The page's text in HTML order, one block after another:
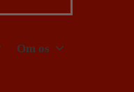
Om os